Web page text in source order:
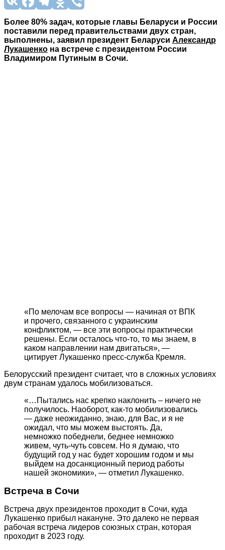
Более 80% задач, которые главы Беларуси и России
поставили перед правительствами двух стран,
выполнены, заявил президент Беларуси Александр
Лукашенко на встрече с президентом России
Владимиром Путиным в Сочи.
«По мелочам все вопросы ― начиная от ВПК
и прочего, связанного с украинским
конфликтом, ― все эти вопросы практически
решены. Если осталось что-то, то мы знаем, в
каком направлении нам двигаться», ―
цитирует Лукашенко пресс-служба Кремля.
Белорусский президент считает, что в сложных условиях
двум странам удалось мобилизоваться.
«…Пытались нас крепко наклонить – ничего не
получилось. Наоборот, как-то мобилизовались
― даже неожиданно, знаю, для Вас, и я не
ожидал, что мы можем выстоять. Да,
немножко победнели, беднее немножко
живем, чуть-чуть совсем. Но я думаю, что
будущий год у нас будет хорошим годом и мы
выйдем на досанкционный период работы
нашей экономики», ― отметил Лукашенко.
Встреча в Сочи
Встреча двух президентов проходит в Сочи, куда
Лукашенко прибыл накануне. Это далеко не первая
рабочая встреча лидеров союзных стран, которая
проходит в 2023 году.